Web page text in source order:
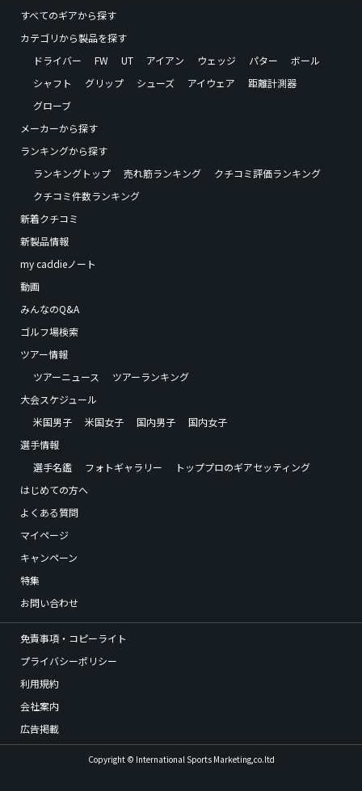
すべてのギアから探す
カテゴリから製品を探す
ドライバー
FW UT アイアン ウェッジ パター
ボール
シャフト
グリップ シューズ アイウェア
距離計測器
グローブ
メーカーから探す
ランキングから探す
ランキングトップ
売れ筋ランキング
クチコミ評価ランキング
クチコミ件数ランキング
新着クチコミ
新製品情報
my caddieノート
動画
みんなのQ&A
ゴルフ場検索
ツアー情報
ツアーニュース
ツアーランキング
大会スケジュール
米国男子
米国女子 国内男子
国内女子
選手情報
選手名鑑
フォトギャラリー
トッププロのギアセッティング
はじめての方へ
よくある質問
マイページ
キャンペーン
特集
お問い合わせ
免責事項・コピーライト
プライバシーポリシー
利用規約
会社案内
広告掲載
Copyright © International Sports Marketing,co.ltd